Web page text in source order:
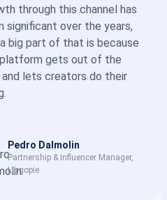
through this channel has
significant over the years,
big part of that is because
gets out of the
and lets creators do their
Pedro Dalmolin
Partnership & Influencer Manager,
Lingopie